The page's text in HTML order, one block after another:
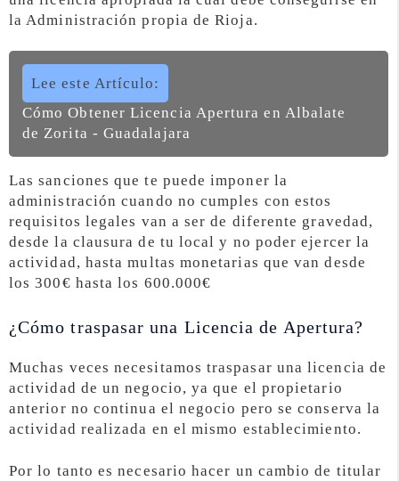
la Administración propia de Rioja.
Lee este Artículo:
Cómo Obtener Licencia Apertura en Albalate
de Zorita - Guadalajara
Las sanciones que te puede imponer la
administración cuando no cumples con estos
requisitos legales van a ser de diferente gravedad,
desde la clausura de tu local y no poder ejercer la
actividad, hasta multas monetarias que van desde
los 300€ hasta los 600.000€
¿Cómo traspasar una Licencia de Apertura?
Muchas veces necesitamos traspasar una licencia de
actividad de un negocio, ya que el propietario
anterior no continua el negocio pero se conserva la
actividad realizada en el mismo establecimiento.
Por lo tanto es necesario hacer un cambio de titular